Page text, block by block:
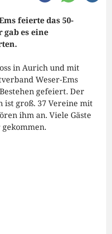
feierte das 50-
es eine
in Aurich und mit
Weser-Ems
gefeiert. Der
ist groß. 37 Vereine mit
ihm an. Viele Gäste